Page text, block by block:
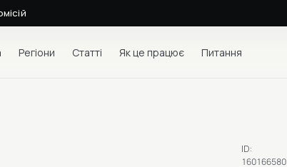
Регіони Статті Як це працює Питання
ID:
160166580